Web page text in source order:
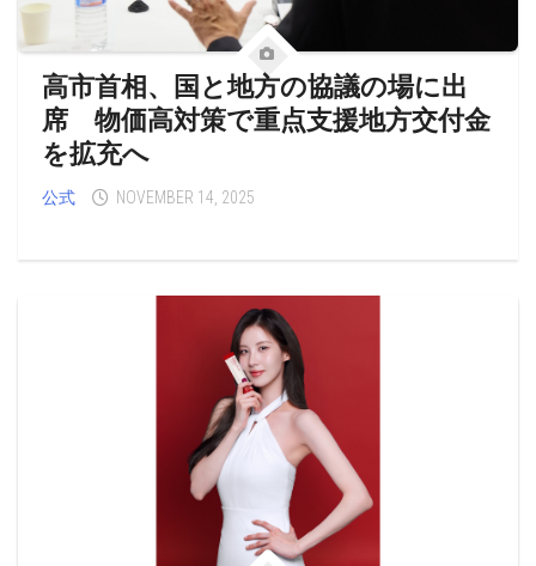
高市首相、国と地方の協議の場に出
席 物価高対策で重点支援地方交付金
を拡充へ
公式 NOVEMBER 14, 2025